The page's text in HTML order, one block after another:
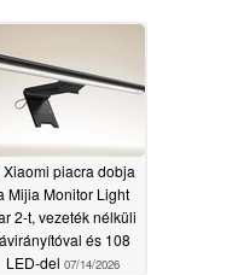
Xiaomi piacra dobja
Mijia Monitor Light
2-t, vezeték nélküli
és 108
LED-del 07/14/2026